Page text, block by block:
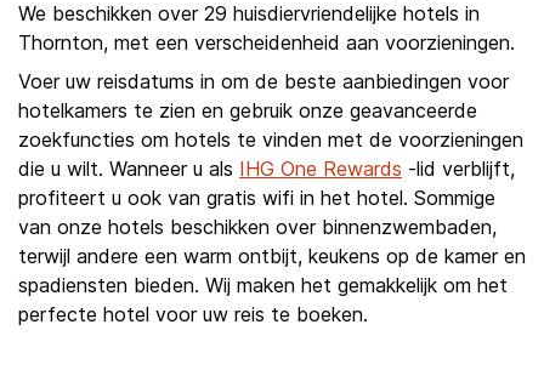
We beschikken over 29 huisdiervriendelijke hotels in
Thornton, met een verscheidenheid aan voorzieningen.
Voer uw reisdatums in om de beste aanbiedingen voor
hotelkamers te zien en gebruik onze geavanceerde
zoekfuncties om hotels te vinden met de voorzieningen
die u wilt. Wanneer u als IHG One Rewards -lid verblijft,
profiteert u ook van gratis wifi in het hotel. Sommige
van onze hotels beschikken over binnenzwembaden,
terwijl andere een warm ontbijt, keukens op de kamer en
spadiensten bieden. Wij maken het gemakkelijk om het
perfecte hotel voor uw reis te boeken.